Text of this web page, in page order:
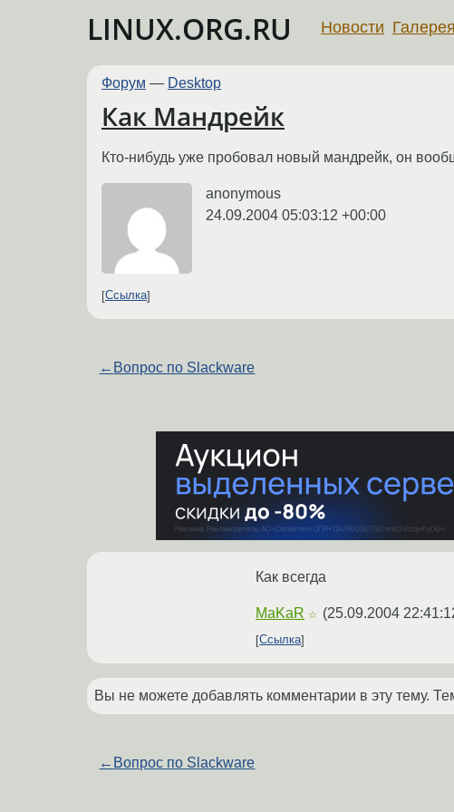
LINUX.ORG.RU Новости Галерея
Форум — Desktop
Как Мандрейк
Кто-нибудь уже пробовал новый мандрейк, он
anonymous
24.09.2004 05:03:12 +00:00
Ссылка
← Вопрос по Slackware
Как всегда
MaKaR ☆ (25.09.2004
Ссылка
Вы не можете добавлять комментарии в эту тему.
← Вопрос по Slackware